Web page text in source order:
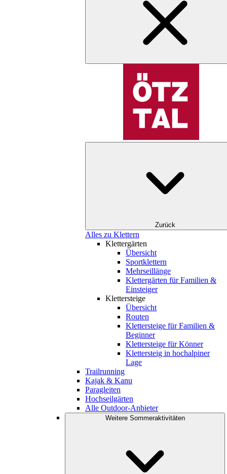
Zurück
Alles zu Klettern
Klettergärten
Übersicht
Sportklettern
Mehrseillänge
Klettergärten für Familien &
Einsteiger
Klettersteige
Übersicht
Routen
Klettersteige für Familien &
Beginner
Klettersteige für Könner
Klettersteig in hochalpiner
Lage
Trailrunning
Kajak & Kanu
Paragleiten
Hochseilgärten
Alle Outdoor-Anbieter
Weitere Sommeraktivitäten